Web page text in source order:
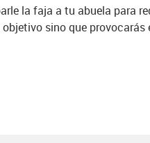
la faja a tu abuela para
sino que